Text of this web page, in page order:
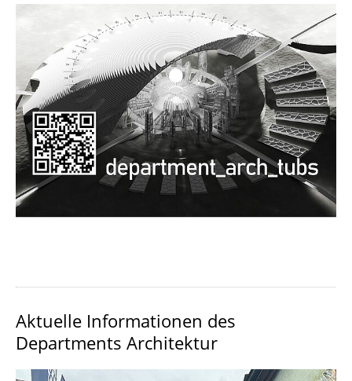
Alumni | cloud club
Dokumente und Downloads
Aktuelle Informationen des
Departments Architektur